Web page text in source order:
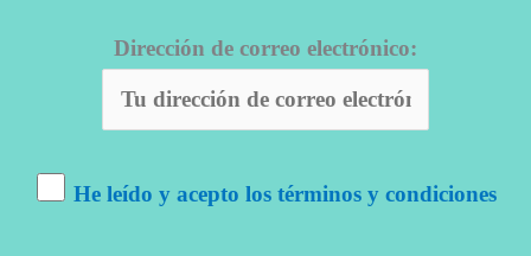
Dirección de correo electrónico:
He leído y acepto los términos y condiciones